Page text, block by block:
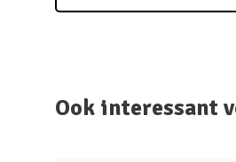
Ook interessant